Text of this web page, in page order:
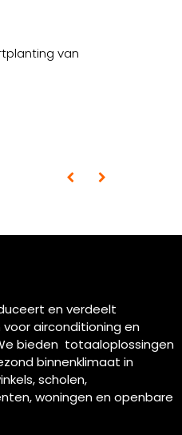
van
en verdeelt
airconditioning en
bieden totaaloplossingen
binnenklimaat in
scholen,
woningen en openbare